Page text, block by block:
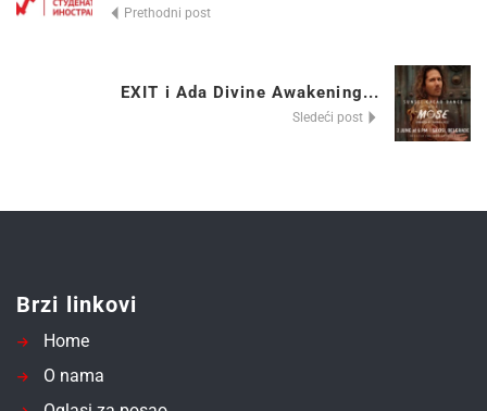
Prethodni post
EXIT i Ada Divine Awakening...
Sledeći post
Brzi linkovi
Home
O nama